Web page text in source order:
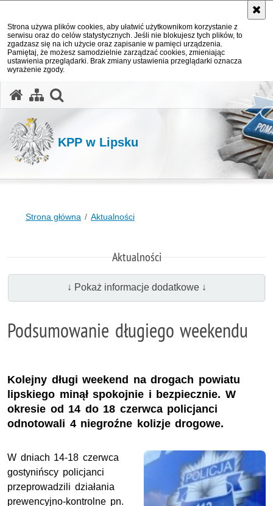
Strona używa plików cookies, aby ułatwić użytkownikom korzystanie z
serwisu oraz do celów statystycznych. Jeśli nie blokujesz tych plików, to
zgadzasz się na ich użycie oraz zapisanie w pamięci urządzenia.
Pamiętaj, że możesz samodzielnie zarządzać cookies, zmieniając
ustawienia przeglądarki. Brak zmiany ustawienia przeglądarki oznacza
wyrażenie zgody.
KPP w Lipsku
Strona główna Aktualności
Aktualności
↓ Pokaż informacje dodatkowe ↓
Podsumowanie długiego weekendu
Kolejny długi weekend na drogach powiatu
lipskiego minął spokojnie i bezpiecznie. W
okresie od 14 do 18 czerwca policjanci
odnotowali 4 niegroźne kolizje drogowe.
W dniach 14-18 czerwca
gostynińscy policjanci
przeprowadzili działania
prewencyjno-kontrolne pn.